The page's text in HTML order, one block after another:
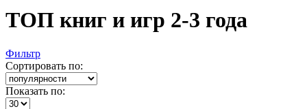
ТОП книг и игр 2-3 года
Фильтр
Сортировать по:
Показать по: